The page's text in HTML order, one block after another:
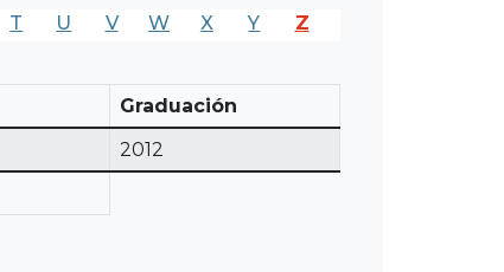
T U V W X Y Z
Graduación
2012